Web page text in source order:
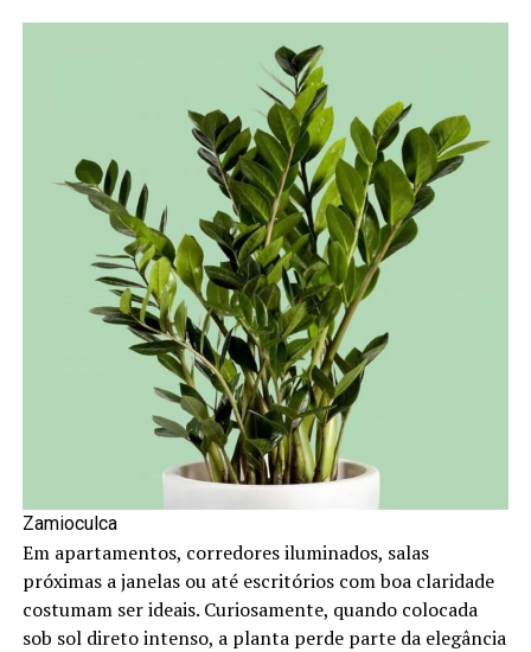
Zamioculca
Em apartamentos, corredores iluminados, salas
próximas a janelas ou até escritórios com boa claridade
costumam ser ideais. Curiosamente, quando colocada
sob sol direto intenso, a planta perde parte da elegância